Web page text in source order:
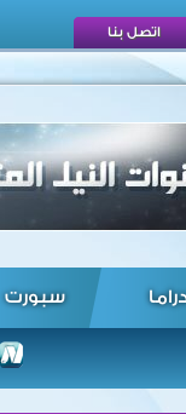
اتصل بنا
سبورت